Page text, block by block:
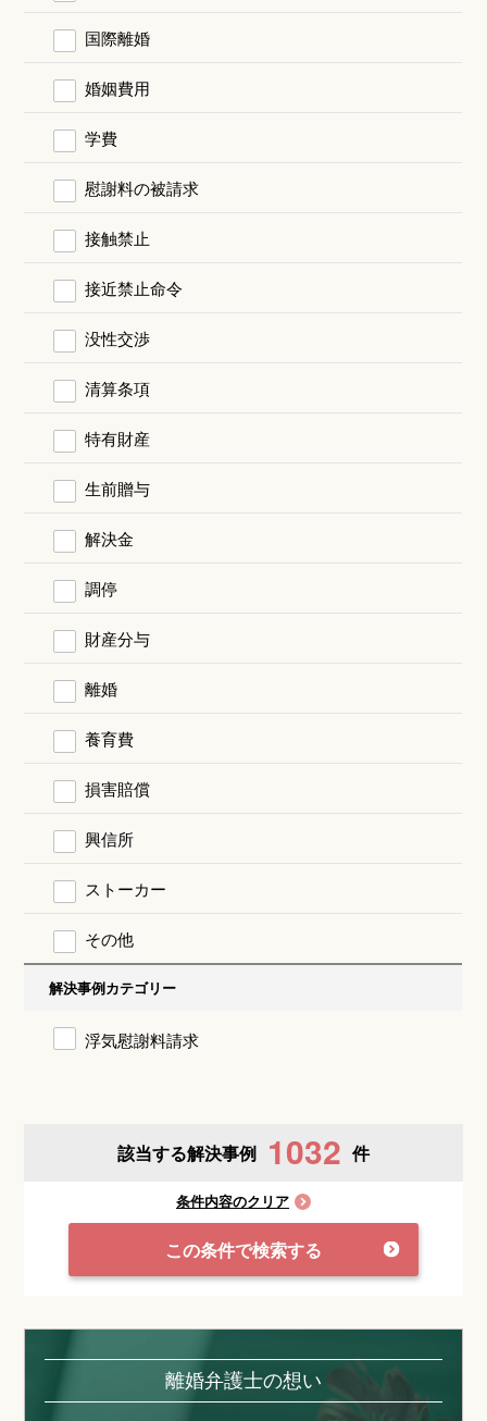
国際離婚
婚姻費用
学費
慰謝料の被請求
接触禁止
接近禁止命令
没性交渉
清算条項
特有財産
生前贈与
解決金
調停
財産分与
離婚
養育費
損害賠償
興信所
ストーカー
その他
解決事例カテゴリー
浮気慰謝料請求
該当する解決事例 1032 件
条件内容のクリア
この条件で検索する
離婚弁護士の想い